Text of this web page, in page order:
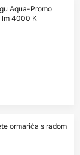
Aqua-Promo
lm 4000 K
ormarića s radom